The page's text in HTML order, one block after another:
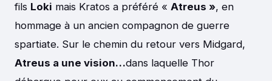
fils Loki mais Kratos a préféré « Atreus », en
hommage à un ancien compagnon de guerre
spartiate. Sur le chemin du retour vers Midgard,
Atreus a une vision…dans laquelle Thor